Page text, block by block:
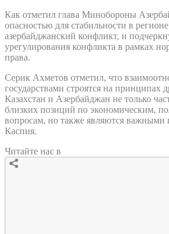
Как отметил глава Минобороны
опасностью для стабильности в
азербайджанский конфликт, и
урегулирования конфликта в рамках
права.
Серик Ахметов отметил, что
государствами строятся на принципах
Казахстан и Азербайджан не только
близких позиций по экономическим,
вопросам, но также являются важными
Каспия.
Читайте нас в